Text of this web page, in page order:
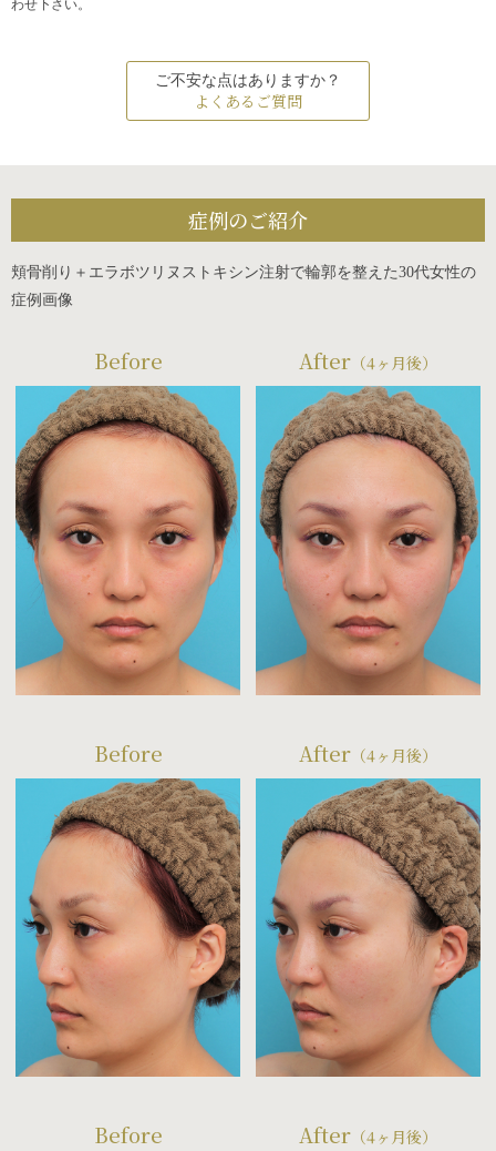
わせ下さい。
ご不安な点はありますか？
よくあるご質問
症例のご紹介
頬骨削り＋エラボツリヌストキシン注射で輪郭を整えた30代女性の
症例画像
Before After （4ヶ月後）
Before After （4ヶ月後）
Before After （4ヶ月後）